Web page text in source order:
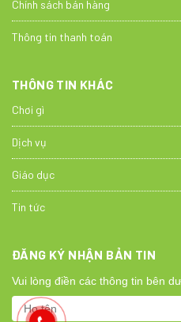
Chính sách bán hàng
Thông tin thanh toán
THÔNG TIN KHÁC
Chơi gì
Dịch vụ
Giáo dục
Tin tức
ĐĂNG KÝ NHẬN BẢN TIN
Vui lòng điền các thông tin bên